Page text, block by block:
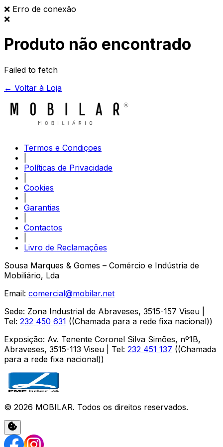
❌ Erro de conexão
❌
Produto não encontrado
Failed to fetch
← Voltar à Loja
Termos e Condiçoes
Políticas de Privacidade
Cookies
Garantias
Contactos
Livro de Reclamações
Sousa Marques & Gomes – Comércio e Indústria de
Mobiliário, Lda
Email: comercial@mobilar.net
Sede: Zona Industrial de Abraveses, 3515-157 Viseu
Tel: 232 450 631 ((Chamada para a rede fixa nacional))
Exposição: Av. Tenente Coronel Silva Simões, nº1B,
Abraveses, 3515-113 Viseu | Tel: 232 451 137 ((Chamada
para a rede fixa nacional))
© 2026 MOBILAR. Todos os direitos reservados.